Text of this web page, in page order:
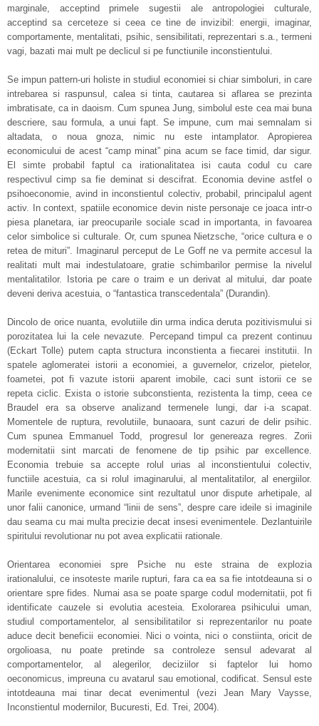
marginale, acceptind primele sugestii ale antropologiei culturale,
acceptind sa cerceteze si ceea ce tine de invizibil: energii, imaginar,
comportamente, mentalitati, psihic, sensibilitati, reprezentari s.a., termeni
vagi, bazati mai mult pe declicul si pe functiunile inconstientului.
Se impun pattern-uri holiste in studiul economiei si chiar simboluri, in care
intrebarea si raspunsul, calea si tinta, cautarea si aflarea se prezinta
imbratisate, ca in daoism. Cum spunea Jung, simbolul este cea mai buna
descriere, sau formula, a unui fapt. Se impune, cum mai semnalam si
altadata, o noua gnoza, nimic nu este intamplator. Apropierea
economicului de acest “camp minat” pina acum se face timid, dar sigur.
El simte probabil faptul ca irationalitatea isi cauta codul cu care
respectivul cimp sa fie deminat si descifrat. Economia devine astfel o
psihoeconomie, avind in inconstientul colectiv, probabil, principalul agent
activ. In context, spatiile economice devin niste personaje ce joaca intr-o
piesa planetara, iar preocuparile sociale scad in importanta, in favoarea
celor simbolice si culturale. Or, cum spunea Nietzsche, “orice cultura e o
retea de mituri”. Imaginarul perceput de Le Goff ne va permite accesul la
realitati mult mai indestulatoare, gratie schimbarilor permise la nivelul
mentalitatilor. Istoria pe care o traim e un derivat al mitului, dar poate
deveni deriva acestuia, o “fantastica transcedentala” (Durandin).
Dincolo de orice nuanta, evolutiile din urma indica deruta pozitivismului si
porozitatea lui la cele nevazute. Percepand timpul ca prezent continuu
(Eckart Tolle) putem capta structura inconstienta a fiecarei institutii. In
spatele aglomeratei istorii a economiei, a guvernelor, crizelor, pietelor,
foametei, pot fi vazute istorii aparent imobile, caci sunt istorii ce se
repeta ciclic. Exista o istorie subconstienta, rezistenta la timp, ceea ce
Braudel era sa observe analizand termenele lungi, dar i-a scapat.
Momentele de ruptura, revolutiile, bunaoara, sunt cazuri de delir psihic.
Cum spunea Emmanuel Todd, progresul lor genereaza regres. Zorii
modernitatii sint marcati de fenomene de tip psihic par excellence.
Economia trebuie sa accepte rolul urias al inconstientului colectiv,
functiile acestuia, ca si rolul imaginarului, al mentalitatilor, al energiilor.
Marile evenimente economice sint rezultatul unor dispute arhetipale, al
unor falii canonice, urmand “linii de sens”, despre care ideile si imaginile
dau seama cu mai multa precizie decat insesi evenimentele. Dezlantuirile
spiritului revolutionar nu pot avea explicatii rationale.
Orientarea economiei spre Psiche nu este straina de explozia
irationalului, ce insoteste marile rupturi, fara ca ea sa fie intotdeauna si o
orientare spre fides. Numai asa se poate sparge codul modernitatii, pot fi
identificate cauzele si evolutia acesteia. Exolorarea psihicului uman,
studiul comportamentelor, al sensibilitatilor si reprezentarilor nu poate
aduce decit beneficii economiei. Nici o vointa, nici o constiinta, oricit de
orgolioasa, nu poate pretinde sa controleze sensul adevarat al
comportamentelor, al alegerilor, deciziilor si faptelor lui homo
oeconomicus, impreuna cu avatarul sau emotional, codificat. Sensul este
intotdeauna mai tinar decat evenimentul (vezi Jean Mary Vaysse,
Inconstientul modernilor, Bucuresti, Ed. Trei, 2004).